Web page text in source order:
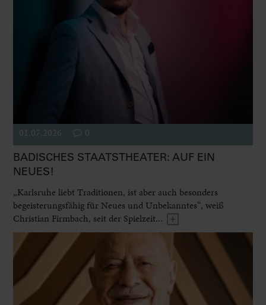
01.07.2026 0
BADISCHES STAATSTHEATER: AUF EIN
NEUES!
„Karlsruhe liebt Traditionen, ist aber auch besonders
begeisterungsfähig für Neues und Unbekanntes“, weiß
Christian Firmbach, seit der Spielzeit...